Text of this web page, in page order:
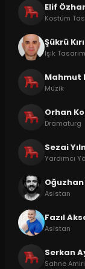
Elif
Kostüm
Şükrü
Işık
Mahmut
Müzik
Orhan
Dramaturg
Sezai
Yardımcı
Asistan
Fazıl
Asistan
Serkan
Sahne Amiri